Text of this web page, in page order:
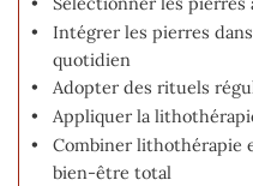
Intégrer les pierres
quotidien
Adopter des rituels
Appliquer la
Combiner lithothérapie
bien-être total